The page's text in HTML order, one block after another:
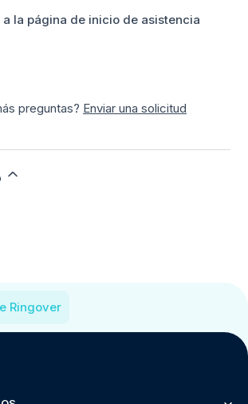
a la página de inicio de asistencia
preguntas? Enviar una solicitud
Ringover